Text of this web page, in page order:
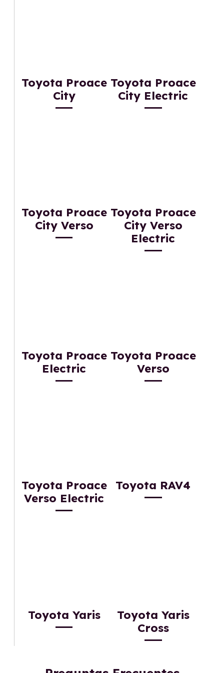
Toyota Proace
City
Toyota Proace
City Electric
Toyota Proace
City Verso
Toyota Proace
City Verso
Electric
Toyota Proace
Electric
Toyota Proace
Verso
Toyota Proace
Verso Electric
Toyota RAV4
Toyota Yaris
Toyota Yaris
Cross